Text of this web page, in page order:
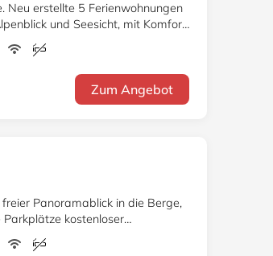
Neu erstellte 5 Ferienwohnungen
mit Komfort
Zum Angebot
Panoramablick in die Berge,
kostenloser